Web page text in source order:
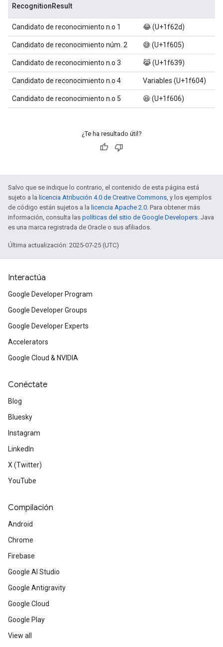
RecognitionResult
Candidato de reconocimiento n.o 1 😂 (U+1f62d)
Candidato de reconocimiento núm. 2 😅 (U+1f605)
Candidato de reconocimiento n.o 3 😹 (U+1f639)
Candidato de reconocimiento n.o 4 Variables (U+1f604)
Candidato de reconocimiento n.o 5 😆 (U+1f606)
¿Te ha resultado útil?
Salvo que se indique lo contrario, el contenido de esta página está
sujeto a la licencia Atribución 4.0 de Creative Commons , y los ejemplos
de código están sujetos a la licencia Apache 2.0 . Para obtener más
información, consulta las políticas del sitio de Google Developers . Java
es una marca registrada de Oracle o sus afiliados.
Última actualización: 2025-07-25 (UTC)
Interactúa
Google Developer Program
Google Developer Groups
Google Developer Experts
Accelerators
Google Cloud & NVIDIA
Conéctate
Blog
Bluesky
Instagram
LinkedIn
X (Twitter)
YouTube
Compilación
Android
Chrome
Firebase
Google AI Studio
Google Antigravity
Google Cloud
Google Play
View all